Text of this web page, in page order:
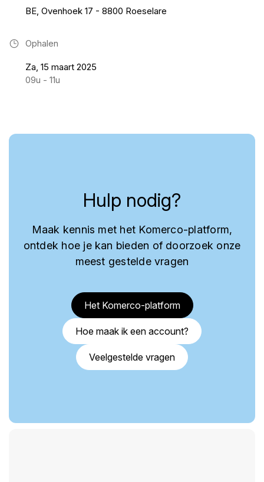
BE, Ovenhoek 17 - 8800 Roeselare
Ophalen
Za, 15 maart 2025
09u - 11u
Hulp nodig?
Maak kennis met het Komerco-platform,
ontdek hoe je kan bieden of doorzoek onze
meest gestelde vragen
Het Komerco-platform
Hoe maak ik een account?
Veelgestelde vragen